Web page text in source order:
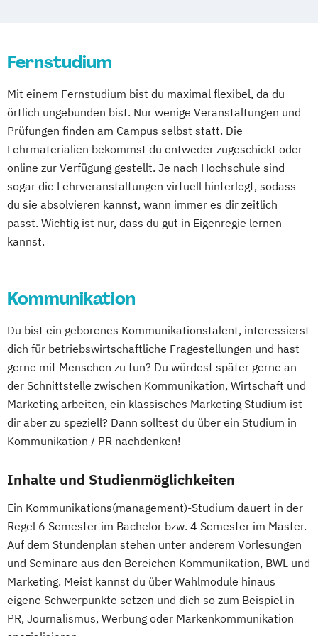
Fernstudium
Mit einem Fernstudium bist du maximal flexibel, da du
örtlich ungebunden bist. Nur wenige Veranstaltungen und
Prüfungen finden am Campus selbst statt. Die
Lehrmaterialien bekommst du entweder zugeschickt oder
online zur Verfügung gestellt. Je nach Hochschule sind
sogar die Lehrveranstaltungen virtuell hinterlegt, sodass
du sie absolvieren kannst, wann immer es dir zeitlich
passt. Wichtig ist nur, dass du gut in Eigenregie lernen
kannst.
Kommunikation
Du bist ein geborenes Kommunikationstalent, interessierst
dich für betriebswirtschaftliche Fragestellungen und hast
gerne mit Menschen zu tun? Du würdest später gerne an
der Schnittstelle zwischen Kommunikation, Wirtschaft und
Marketing arbeiten, ein klassisches Marketing Studium ist
dir aber zu speziell? Dann solltest du über ein Studium in
Kommunikation / PR nachdenken!
Inhalte und Studienmöglichkeiten
Ein Kommunikations(management)-Studium dauert in der
Regel 6 Semester im Bachelor bzw. 4 Semester im Master.
Auf dem Stundenplan stehen unter anderem Vorlesungen
und Seminare aus den Bereichen Kommunikation, BWL und
Marketing. Meist kannst du über Wahlmodule hinaus
eigene Schwerpunkte setzen und dich so zum Beispiel in
PR, Journalismus, Werbung oder Markenkommunikation